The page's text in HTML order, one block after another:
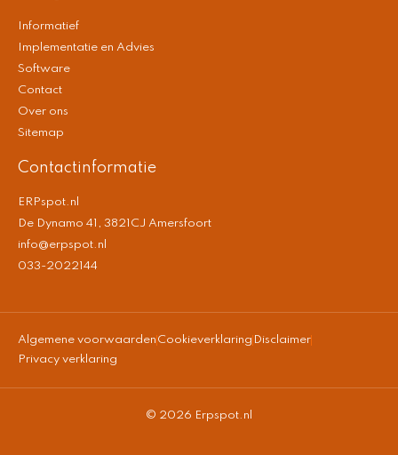
Informatief
Implementatie en Advies
Software
Contact
Over ons
Sitemap
Contactinformatie
ERPspot.nl
De Dynamo 41, 3821CJ Amersfoort
info@erpspot.nl
033-2022144
Algemene voorwaarden Cookieverklaring Disclaimer
Privacy verklaring
© 2026 Erpspot.nl